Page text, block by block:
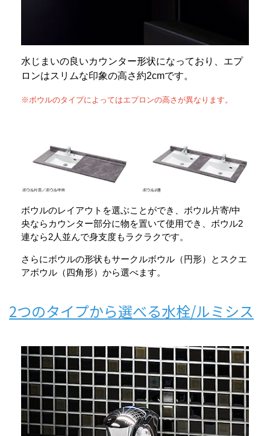
水じまいの良いカウンター形状になっており、エプ
ロンはスリムな印象の高さ約2cmです。
※ボウルのタイプによってはエプロンの高さが異なります。
ボウルのレイアウトを選ぶことができ、ボウル片寄/中
央ならカウンター部分に物を置いて使用でき、ボウル2
連なら2人並んで身支度もラクラクです。
さらにボウルの形状もサークルボウル（円形）とスクエ
アボウル（四角形）から選べます。
2つのタイプから選べる水栓/ルミシス